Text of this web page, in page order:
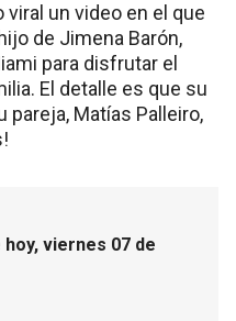
un video en el que
de Jimena Barón,
para disfrutar el
El detalle es que su
pareja, Matías Palleiro,
viernes 07 de